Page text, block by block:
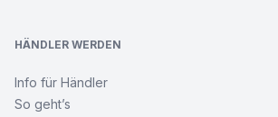
HÄNDLER WERDEN
Info für Händler
So geht’s